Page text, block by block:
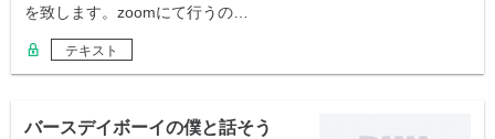
を致します。zoomにて行うの…
テキスト
バースデイボーイの僕と話そう